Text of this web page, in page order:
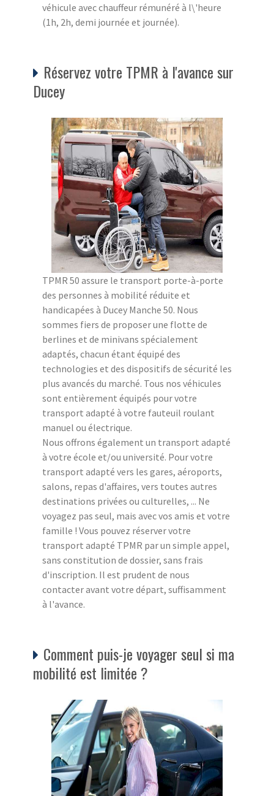
véhicule avec chauffeur rémunéré à l\'heure
(1h, 2h, demi journée et journée).
Réservez votre TPMR à l'avance sur
Ducey
TPMR 50 assure le transport porte-à-porte
des personnes à mobilité réduite et
handicapées à Ducey Manche 50. Nous
sommes fiers de proposer une flotte de
berlines et de minivans spécialement
adaptés, chacun étant équipé des
technologies et des dispositifs de sécurité les
plus avancés du marché. Tous nos véhicules
sont entièrement équipés pour votre
transport adapté à votre fauteuil roulant
manuel ou électrique.
Nous offrons également un transport adapté
à votre école et/ou université. Pour votre
transport adapté vers les gares, aéroports,
salons, repas d'affaires, vers toutes autres
destinations privées ou culturelles, ... Ne
voyagez pas seul, mais avec vos amis et votre
famille ! Vous pouvez réserver votre
transport adapté TPMR par un simple appel,
sans constitution de dossier, sans frais
d'inscription. Il est prudent de nous
contacter avant votre départ, suffisamment
à l'avance.
Comment puis-je voyager seul si ma
mobilité est limitée ?